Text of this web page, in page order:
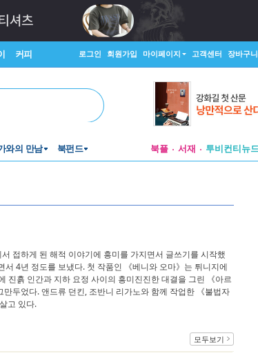
커피 로그인 회원가입 마이페이지 고객센터 장바구니
와의 만남 북펀드 북플 서재
투비컨티뉴
접하게 된 해적 이야기에 흥미를 가지면서 글쓰기를 시작했
4년 정도를 보냈다. 첫 작품인 《베니와 오마》는 튀니지에
진흙 인간과 지하 요정 사이의 흥미진진한 대결을 그린 《아르
두었다. 앤드류 던킨, 조반니 리가노와 함께 작업한 《불법자
고 있다.
모두보기